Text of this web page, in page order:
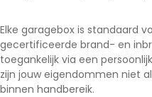
Elke garagebox is standaard
gecertificeerde brand- en
toegankelijk via een
zijn jouw eigendommen niet
binnen handbereik.